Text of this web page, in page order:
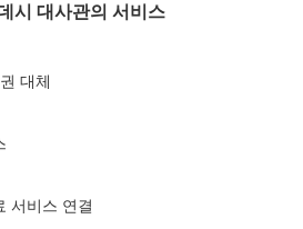
시 대사관의 서비스
대체
서비스 연결